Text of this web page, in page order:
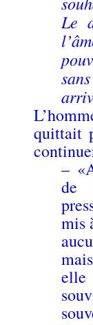
Le
quittait
–
de
mis